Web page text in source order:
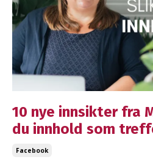
10 nye innsikter fra
du innhold som
Facebook